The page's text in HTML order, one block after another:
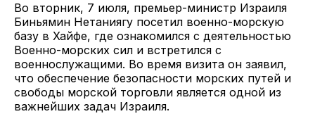
Во вторник, 7 июля, премьер-министр Израиля
Биньямин Нетаниягу посетил военно-морскую
базу в Хайфе, где ознакомился с деятельностью
Военно-морских сил и встретился с
военнослужащими. Во время визита он заявил,
что обеспечение безопасности морских путей и
свободы морской торговли является одной из
важнейших задач Израиля.